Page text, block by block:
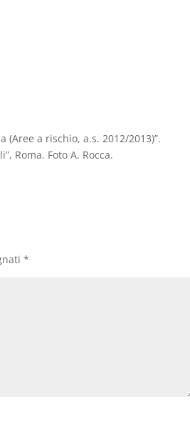
a rischio, a.s. 2012/2013)”.
Roma. Foto A. Rocca.
*